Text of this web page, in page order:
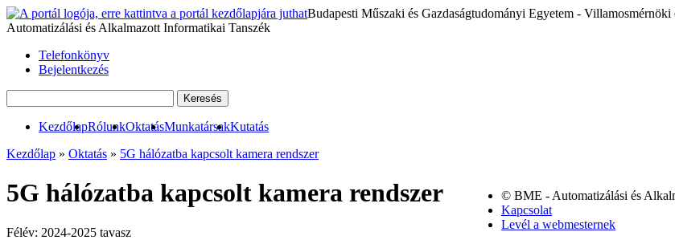
Budapesti Műszaki és Gazdaságtudományi Egyetem -
Automatizálási és Alkalmazott Informatikai Tanszék
Telefonkönyv
Bejelentkezés
KezdőlapRólunkOktatásMunkatársakKutatás
Kezdőlap » Oktatás » 5G hálózatba kapcsolt kamera rendszer
5G hálózatba kapcsolt kamera rendszer
Félév: 2024-2025 tavasz
© BME - Automatizálási és
Kapcsolat
Levél a webmesternek